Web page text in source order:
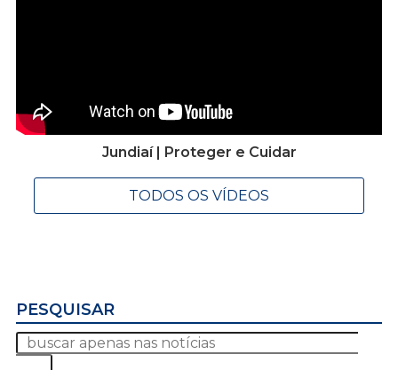
Jundiaí | Proteger e Cuidar
TODOS OS VÍDEOS
PESQUISAR